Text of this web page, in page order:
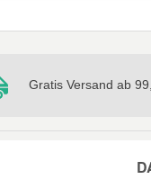
Gratis Versand ab